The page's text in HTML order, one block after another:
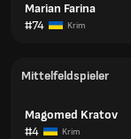
Marian Farina
#74
Krim
Mittelfeldspieler
Magomed Kratov
#4
Krim